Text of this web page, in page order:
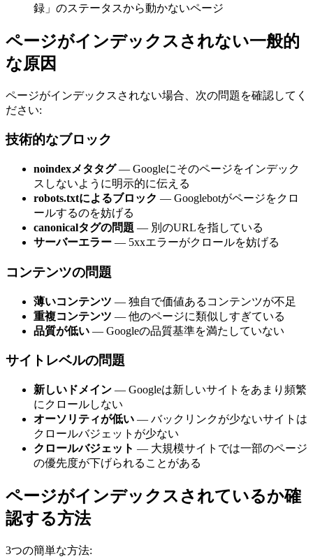
録」のステータスから動かないページ
ページがインデックスされない一般的
な原因
ページがインデックスされない場合、次の問題を確認してく
ださい:
技術的なブロック
noindexメタタグ— Googleにそのページをインデック
スしないように明示的に伝える
robots.txtによるブロック — Googlebotがページをクロ
ールするのを妨げる
canonicalタグの問題 — 別のURLを指している
サーバーエラー — 5xxエラーがクロールを妨げる
コンテンツの問題
薄いコンテンツ — 独自で価値あるコンテンツが不足
重複コンテンツ — 他のページに類似しすぎている
品質が低い — Googleの品質基準を満たしていない
サイトレベルの問題
新しいドメイン — Googleは新しいサイトをあまり頻繁
にクロールしない
オーソリティが低い — バックリンクが少ないサイトは
クロールバジェットが少ない
クロールバジェット — 大規模サイトでは一部のページ
の優先度が下げられることがある
ページがインデックスされているか確
認する方法
3つの簡単な方法: